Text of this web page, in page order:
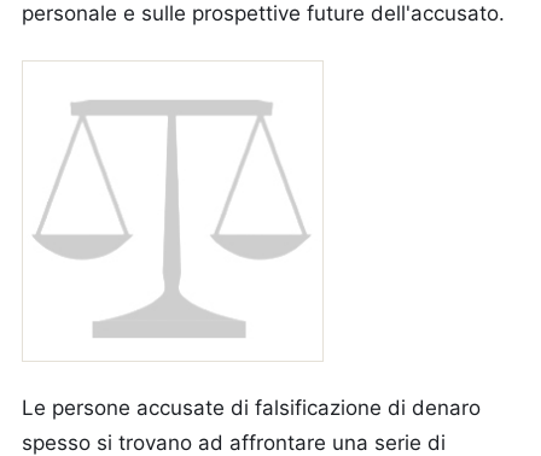
personale e sulle prospettive future dell'accusato.
Le persone accusate di falsificazione di denaro
spesso si trovano ad affrontare una serie di